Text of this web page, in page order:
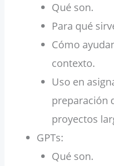
Qué son.
Para qué
Cómo
contexto.
Uso en
preparación
proyectos
GPTs:
Qué son.